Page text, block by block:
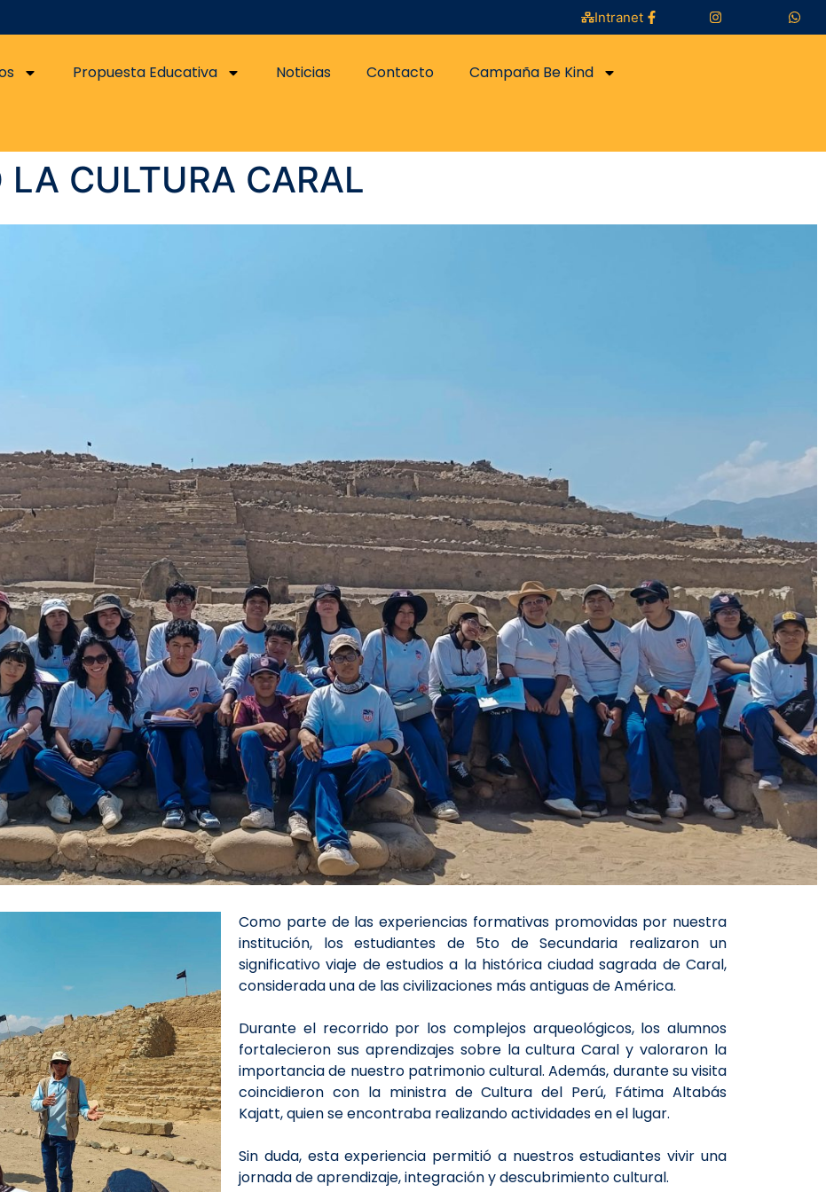
Intranet
Propuesta Educativa Noticias Contacto
Campaña Be Kind
LA CULTURA CARAL
Como parte de las experiencias formativas promovidas por nuestra
institución, los estudiantes de 5to de Secundaria realizaron un
significativo viaje de estudios a la histórica ciudad sagrada de Caral,
considerada una de las civilizaciones más antiguas de América.
Durante el recorrido por los complejos arqueológicos, los alumnos
fortalecieron sus aprendizajes sobre la cultura Caral y valoraron la
importancia de nuestro patrimonio cultural. Además, durante su visita
coincidieron con la ministra de Cultura del Perú, Fátima Altabás
Kajatt, quien se encontraba realizando actividades en el lugar.
Sin duda, esta experiencia permitió a nuestros estudiantes vivir una
jornada de aprendizaje, integración y descubrimiento cultural.